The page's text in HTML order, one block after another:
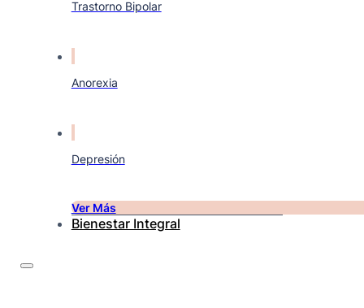
Trastorno Bipolar
Anorexia
Depresión
Ver Más
Bienestar Integral